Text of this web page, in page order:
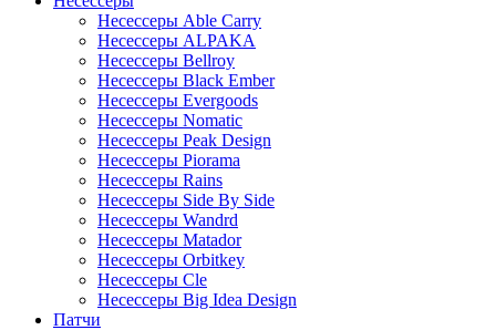
Несессеры Able Carry
Несессеры ALPAKA
Несессеры Bellroy
Несессеры Black Ember
Несессеры Evergoods
Несессеры Nomatic
Несессеры Peak Design
Несессеры Piorama
Несессеры Rains
Несессеры Side By Side
Несессеры Wandrd
Несессеры Matador
Несессеры Orbitkey
Несессеры Cle
Несессеры Big Idea Design
Патчи